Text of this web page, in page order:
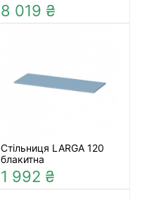
8 019 ₴
Стільниця LARGA 120
блакитна
1 992 ₴